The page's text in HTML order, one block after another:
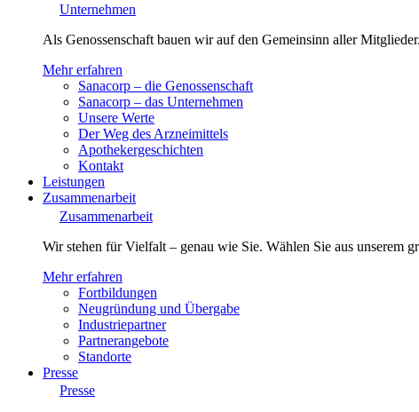
Unternehmen
Als Genossenschaft bauen wir auf den Gemeinsinn aller
Mehr erfahren
Sanacorp – die Genossenschaft
Sanacorp – das Unternehmen
Unsere Werte
Der Weg des Arzneimittels
Apothekergeschichten
Kontakt
Leistungen
Zusammenarbeit
Zusammenarbeit
Wir stehen für Vielfalt – genau wie Sie. Wählen Sie aus unserem
Mehr erfahren
Fortbildungen
Neugründung und Übergabe
Industriepartner
Partnerangebote
Standorte
Presse
Presse